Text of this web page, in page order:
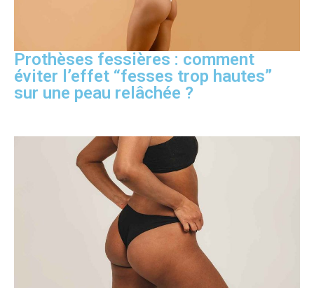
Prothèses fessières : comment
éviter l’effet “fesses trop hautes”
sur une peau relâchée ?